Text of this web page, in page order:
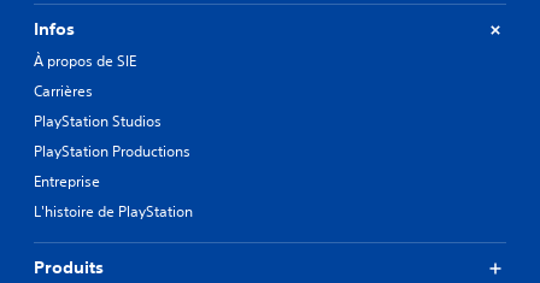
Infos
À propos de SIE
Carrières
PlayStation Studios
PlayStation Productions
Entreprise
L'histoire de PlayStation
Produits